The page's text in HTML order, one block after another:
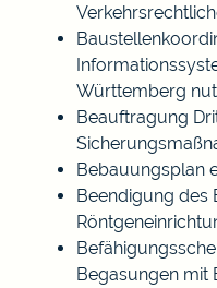
Württemberg
Beauftragung
Bebauungsplan
Beendigung des
Begasungen mit